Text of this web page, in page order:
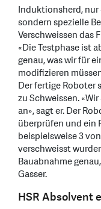
Induktionsherd, nur
sondern spezielle
Verschweissen das
«Die Testphase ist
genau, was wir für
modifizieren
Der fertige Roboter
zu Schweissen.
an», sagt er. Der
überprüfen und ein
beispielsweise 3
verschweisst
Bauabnahme
Gasser.
HSR Absolvent